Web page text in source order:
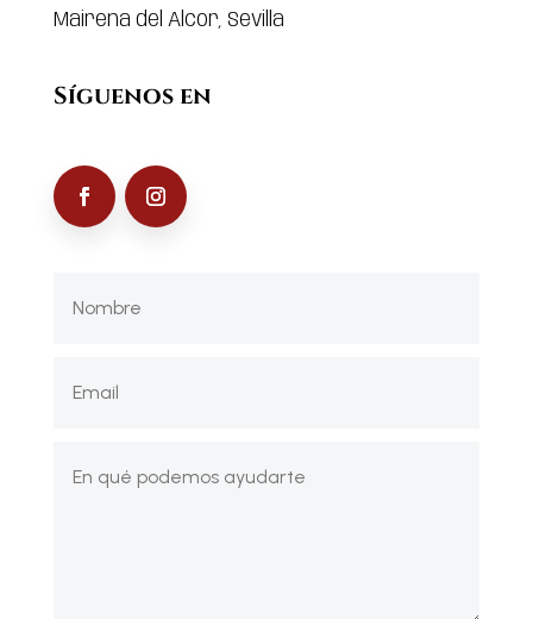
Mairena del Alcor, Sevilla
Síguenos en